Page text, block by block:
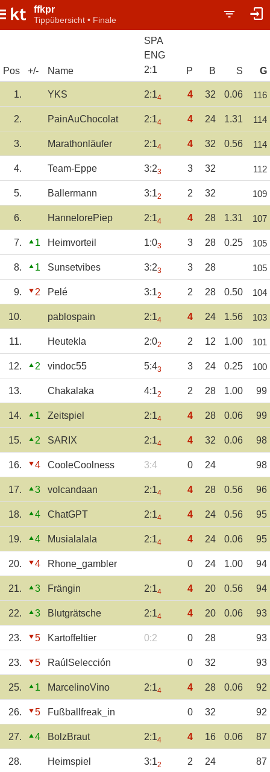
ffkpr
Tippübersicht • Finale
Pos +/- Name
SPA
ENG
2:1 P B S G
1. YKS 2:14 4 32 0.06 116
2. PainAuChocolat 2:14 4 24 1.31 114
3. Marathonläufer 2:14 4 32 0.56 114
4. Team-Eppe 3:23 3 32 112
5. Ballermann 3:12 2 32 109
6. HannelorePiep 2:14 4 28 1.31 107
7. 1 Heimvorteil 1:03 3 28 0.25 105
8. 1 Sunsetvibes 3:23 3 28 105
9. 2 Pelé 3:12 2 28 0.50 104
10. pablospain 2:14 4 24 1.56 103
11. Heutekla 2:02 2 12 1.00 101
12. 2 vindoc55 5:43 3 24 0.25 100
13. Chakalaka 4:12 2 28 1.00 99
14. 1 Zeitspiel 2:14 4 28 0.06 99
15. 2 SARIX 2:14 4 32 0.06 98
16. 4 CooleCoolness 3:4 0 24 98
17. 3 volcandaan 2:14 4 28 0.56 96
18. 4 ChatGPT 2:14 4 24 0.56 95
19. 4 Musialalala 2:14 4 24 0.06 95
20. 4 Rhone_gambler 0 24 1.00 94
21. 3 Frängin 2:14 4 20 0.56 94
22. 3 Blutgrätsche 2:14 4 20 0.06 93
23. 5 Kartoffeltier 0:2 0 28 93
23. 5 RaúlSelección 0 32 93
25. 1 MarcelinoVino 2:14 4 28 0.06 92
26. 5 Fußballfreak_in 0 32 92
27. 4 BolzBraut 2:14 4 16 0.06 87
28. Heimspiel 3:12 2 24 87